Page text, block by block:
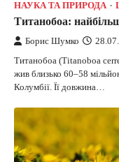
НАУКА ТА ПРИРОДА
Титанобоа:
Борис Шумко
Титанобоа (Titanoboa
жив близько 60–58
Колумбії. Її довжина…